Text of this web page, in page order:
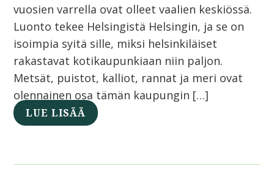
vuosien varrella ovat olleet vaalien keskiössä.
Luonto tekee Helsingistä Helsingin, ja se on
isoimpia syitä sille, miksi helsinkiläiset
rakastavat kotikaupunkiaan niin paljon.
Metsät, puistot, kalliot, rannat ja meri ovat
olennainen osa tämän kaupungin […]
LUE LISÄÄ